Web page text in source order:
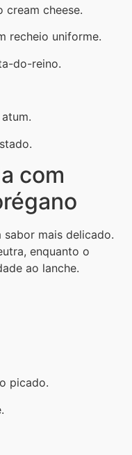
cream cheese.
recheio uniforme.
do-reino.
com
sabor mais delicado.
enquanto o
ao lanche.
picado.